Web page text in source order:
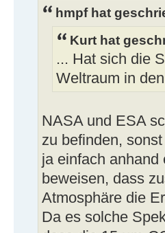
hmpf hat
Kurt hat
... Hat sich die
Weltraum in
NASA und ESA
zu befinden,
ja einfach
beweisen, dass
Atmosphäre die
Da es solche